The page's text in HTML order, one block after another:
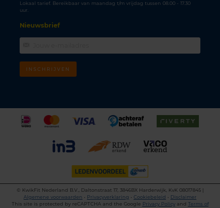
Lokaal tarief. Bereikbaar van maandag t/m vrijdag tussen 08.00 - 17.30
uur.
Nieuwsbrief
INSCHRIJVEN
©
KwikFit Nederland B.V., Daltonstraat 17, 3846BX Harderwijk, KvK 08017845 |
Algemene voorwaarden • Privacyverklaring • Cookiebeleid • Disclaimer
This site is protected by reCAPTCHA and the Google Privacy Policyand Terms of